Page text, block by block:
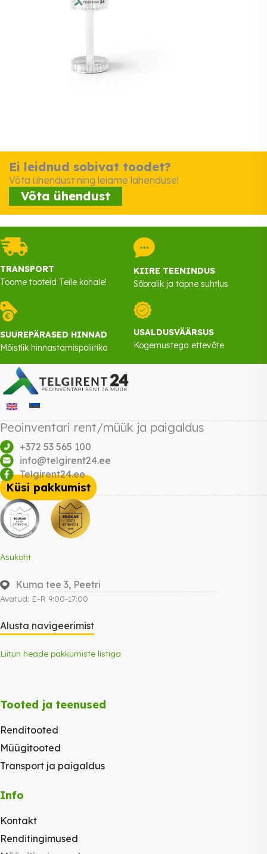
Ei leidnud sobivat toodet?
Võta ühendust ning leiame lahenduse!
Võta ühendust
TRANSPORT
Toome tooteid Teile kohale!
KIIRE TEENINDUS
Sõbralik ja täpne suhtlus
SUUREPÄRASED HINNAD
Mõistlik hinnastamispoliitika
USALDUSVÄÄRSUS
Kogemustega ettevõte
Peoinventari rent/müük ja paigaldus
+372 53 565 100
info@telgirent24.ee
Telgirent24.ee
Küsi pakkumist
Asukoht
Kuma tee 3, Peetri
Avatud: E-R 9:00-17:00
Alusta navigeerimist
Liitun heade pakkumiste listiga
Tooted ja teenused
Renditooted
Müügitooted
Transport ja paigaldus
Info
Kontakt
Renditingimused